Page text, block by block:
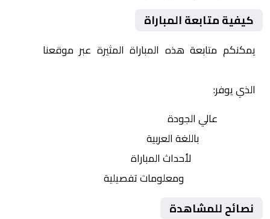
كيفية متابعة المباراة
يمكنكم متابعة هذه المباراة المثيرة عبر موقعنا
الذي يوفر:
عالي الجودة
باللغة العربية
لأحداث المباراة
ومعلومات تفصيلية
نصائح للمشاهدة